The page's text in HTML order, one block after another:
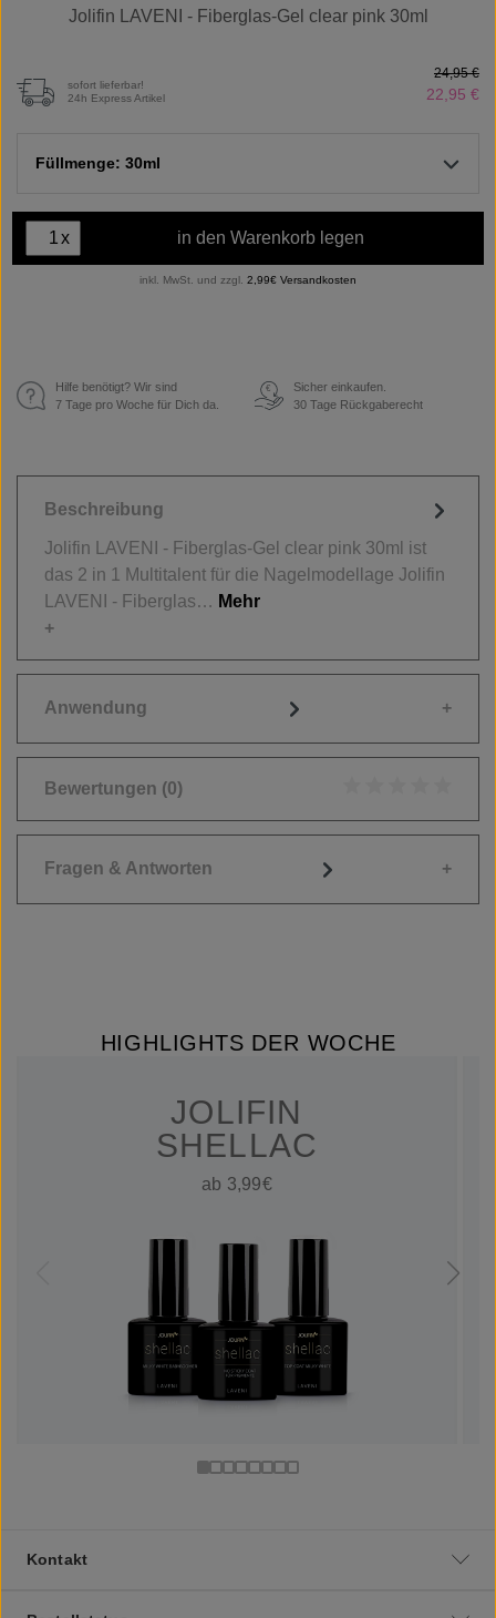
Jolifin LAVENI - Fiberglas-Gel clear pink 30ml
sofort lieferbar!
24h Express Artikel
22,95 €
24,95 €
Füllmenge: 30ml
x in den Warenkorb legen
inkl. MwSt. und zzgl. 2,99€ Versandkosten
Hilfe benötigt? Wir sind
7 Tage pro Woche für Dich da.
€
Sicher einkaufen.
30 Tage Rückgaberecht
Beschreibung
Jolifin LAVENI - Fiberglas-Gel clear pink 30ml ist
das 2 in 1 Multitalent für die Nagelmodellage Jolifin
LAVENI - Fiberglas… Mehr
Anwendung
Bewertungen (0)
Fragen & Antworten
HIGHLIGHTS DER WOCHE
JOLIFIN
SHELLAC
ab 3,99€
Kontakt